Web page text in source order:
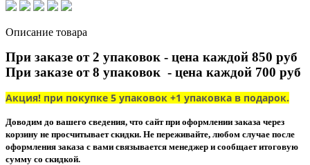
Описание товара
При заказе от 2 упаковок - цена каждой 850 руб
При заказе от 8 упаковок - цена каждой 700 руб
Акция! при покупке 5 упаковок +1 упаковка в подарок.
Доводим до вашего сведения, что сайт при оформлении заказа через
корзину не просчитывает скидки. Не переживайте, любом случае после
оформления заказа с вами связывается менеджер и сообщает итоговую
сумму со скидкой.